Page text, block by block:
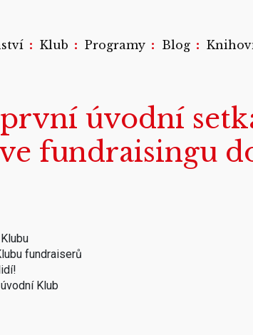
: Klub : Programy : Blog :
úvodní
fundraisingu
fundraiserů
Klub